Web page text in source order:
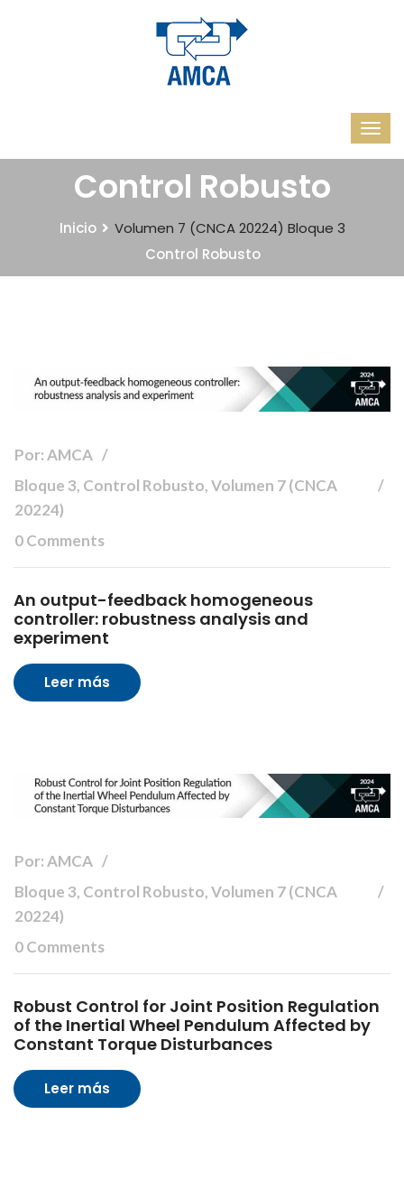
Control Robusto
Inicio Volumen 7 (CNCA 20224) Bloque 3
Control Robusto
Por: AMCA
Bloque 3, Control Robusto, Volumen 7 (CNCA
20224)
0 Comments
An output-feedback homogeneous
controller: robustness analysis and
experiment
Leer más
Por: AMCA
Bloque 3, Control Robusto, Volumen 7 (CNCA
20224)
0 Comments
Robust Control for Joint Position Regulation
of the Inertial Wheel Pendulum Affected by
Constant Torque Disturbances
Leer más